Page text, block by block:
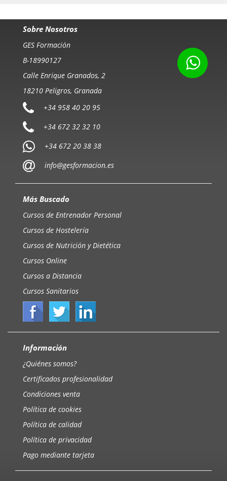
Sobre Nosotros
GES Formación
B-18990127
Calle Enrique Granados, 2
18210 Peligros, Granada
+34 958 40 20 95
+34 672 32 32 10
+34 672 20 38 38
info@gesformacion.es
Más Buscado
Cursos de Entrenador Personal
Cursos de Hostelería
Cursos de Nutrición y Dietética
Cursos Online
Cursos a Distancia
Cursos Sanitarios
Información
¿Quiénes somos?
Certificados profesionalidad
Condiciones venta
Política de cookies
Política de calidad
Política de privacidad
Pago mediante tarjeta